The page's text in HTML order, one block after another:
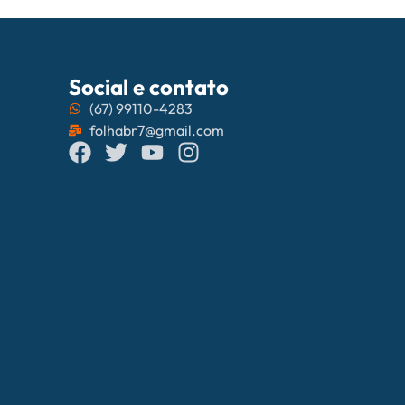
Social e contato
(67) 99110-4283
folhabr7@gmail.com